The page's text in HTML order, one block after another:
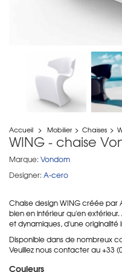
Accueil > Mobilier > Chaises >
WING - chaise
Marque: Vondom
Designer: A-cero
Chaise design WING créée par
bien en intérieur qu'en extérieur.
et dynamiques, d'une originalité
Disponible dans de nombreux
Veuillez nous contacter au +33
Couleurs